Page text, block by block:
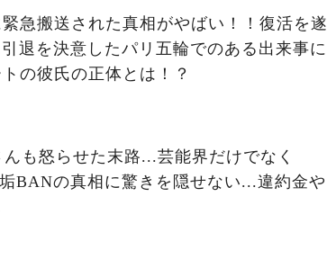
急搬送された真相がやばい！！復活を遂
退を決意したパリ五輪でのある出来事に
の彼氏の正体とは！？
も怒らせた末路...芸能界だけでなく
BANの真相に驚きを隠せない...違約金や